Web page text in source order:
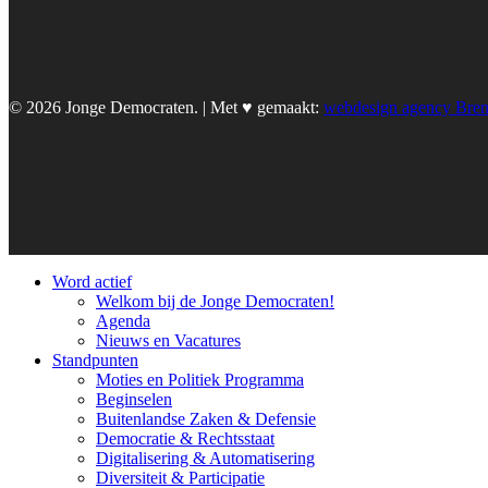
© 2026 Jonge Democraten. | Met ♥︎ gemaakt: webdesign agency
Word actief
Welkom bij de Jonge Democraten!
Agenda
Nieuws en Vacatures
Standpunten
Moties en Politiek Programma
Beginselen
Buitenlandse Zaken & Defensie
Democratie & Rechtsstaat
Digitalisering & Automatisering
Diversiteit & Participatie